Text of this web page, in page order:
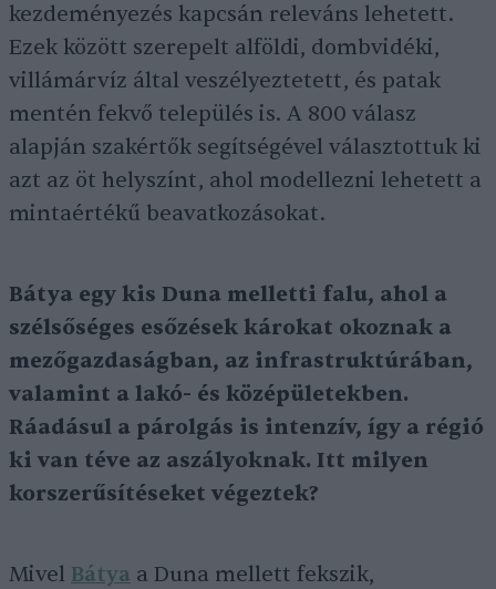
kezdeményezés kapcsán releváns lehetett.
Ezek között szerepelt alföldi, dombvidéki,
villámárvíz által veszélyeztetett, és patak
mentén fekvő település is. A 800 válasz
alapján szakértők segítségével választottuk ki
azt az öt helyszínt, ahol modellezni lehetett a
mintaértékű beavatkozásokat.
Bátya egy kis Duna melletti falu, ahol a
szélsőséges esőzések károkat okoznak a
mezőgazdaságban, az infrastruktúrában,
valamint a lakó- és középületekben.
Ráadásul a párolgás is intenzív, így a régió
ki van téve az aszályoknak. Itt milyen
korszerűsítéseket végeztek?
Mivel Bátya a Duna mellett fekszik,